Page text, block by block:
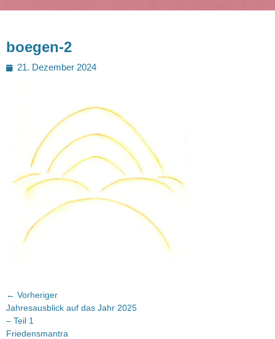
boegen-2
Posted
21. Dezember 2024
Beitragsnavigation
← Vorheriger
Vorheriger
Beitrag:
Jahresausblick auf das Jahr 2025
– Teil 1
Friedensmantra